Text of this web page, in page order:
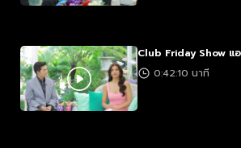
Club Friday Show แ
0:42:10 นาที